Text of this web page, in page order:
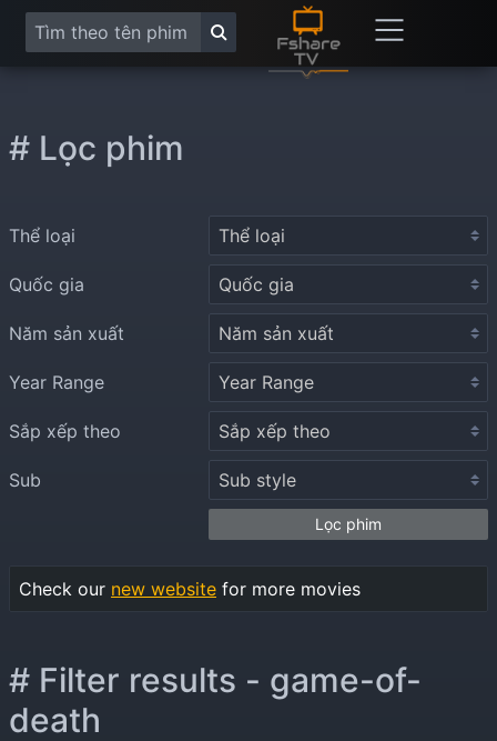
# Filter results - game-of-
death
# Lọc phim
Thể loại
Quốc gia
Năm sản xuất
Year Range
Sắp xếp theo
Sub
Lọc phim
Check our new website for more movies